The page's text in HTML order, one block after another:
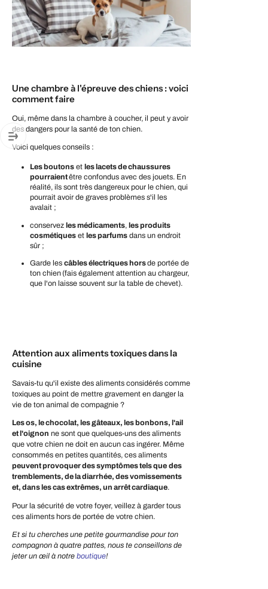
Une chambre à l'épreuve des chiens : voici
comment faire
Oui, même dans la chambre à coucher, il peut y avoir
des dangers pour la santé de ton chien.
Voici quelques conseils :
Les boutons et les lacets de chaussures
pourraientêtre confondus avec des jouets. En
réalité, ils sont très dangereux pour le chien, qui
pourrait avoir de graves problèmes s'il les
avalait ;
conservez les médicaments, les produits
cosmétiques et les parfums dans un endroit
sûr ;
Garde les câbles électriques horsde portée de
ton chien (fais également attention au chargeur,
que l'on laisse souvent sur la table de chevet).
Attention aux aliments toxiques dans la
cuisine
Savais-tu qu'il existe des aliments considérés comme
toxiques au point de mettre gravement en danger la
vie de ton animal de compagnie ?
Les os, le chocolat, les gâteaux, les bonbons, l'ail
et l'oignon ne sont que quelques-uns des aliments
que votre chien ne doit en aucun cas ingérer. Même
consommés en petites quantités, ces aliments
peuvent provoquer des symptômes tels que des
tremblements, de la diarrhée, des vomissements
et, dans les cas extrêmes, un arrêt cardiaque.
Pour la sécurité de votre foyer, veillez à garder tous
ces aliments hors de portée de votre chien.
Et si tu cherches une petite gourmandise pour ton
compagnon à quatre pattes, nous te conseillons de
jeter un œil à notre boutique!